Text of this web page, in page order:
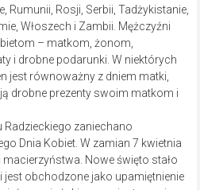
Rumunii, Rosji, Serbii, Tadżykistanie,
Włoszech i Zambii. Mężczyźni
– matkom, żonom,
i drobne podarunki. W niektórych
jest równoważny z dniem matki,
drobne prezenty swoim matkom i
Radzieckiego zaniechano
Dnia Kobiet. W zamian 7 kwietnia
Nowe święto stało
jest obchodzone jako upamiętnienie